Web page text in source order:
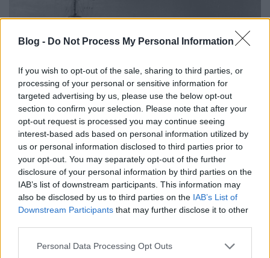
Blog - Do Not Process My Personal Information
If you wish to opt-out of the sale, sharing to third parties, or
processing of your personal or sensitive information for
targeted advertising by us, please use the below opt-out
section to confirm your selection. Please note that after your
opt-out request is processed you may continue seeing
interest-based ads based on personal information utilized by
us or personal information disclosed to third parties prior to
your opt-out. You may separately opt-out of the further
disclosure of your personal information by third parties on the
IAB’s list of downstream participants. This information may
also be disclosed by us to third parties on the IAB’s List of
Downstream Participants that may further disclose it to other
Please note that this website/app uses one or more Google
Personal Data Processing Opt Outs
Az olasz haditengerészet fő csapásmérő ereje, a
Littorio és a Vittorio Veneto.
Az 1. Csoporthoz a Messinából való kifutást követően
csatlakozik a Tarantóból induló, Carlo Cattaneo
altengernagy parancsnoksága alatt álló 1. Osztag